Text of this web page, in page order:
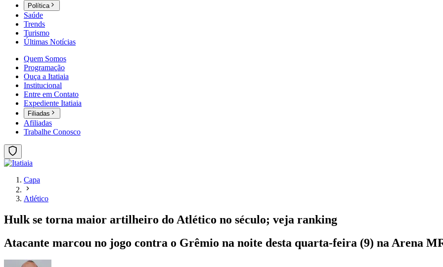
Política
Saúde
Trends
Turismo
Últimas Notícias
Quem Somos
Programação
Ouça a Itatiaia
Institucional
Entre em Contato
Expediente Itatiaia
Filiadas
Afiliadas
Trabalhe Conosco
Capa
Atlético
Hulk se torna maior artilheiro do Atlético no século; veja ranking
Atacante marcou no jogo contra o Grêmio na noite desta quarta-feira (9) na Arena